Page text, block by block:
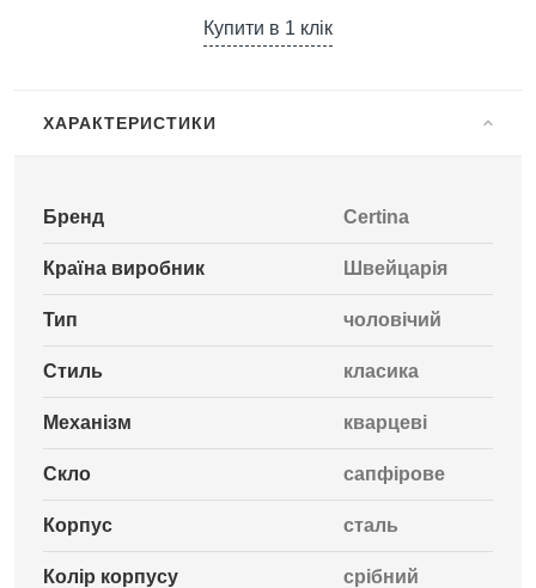
Купити в 1 клік
ХАРАКТЕРИСТИКИ
Бренд Certina
Країна виробник Швейцарія
Тип чоловічий
Стиль класика
Механізм кварцеві
Скло сапфірове
Корпус сталь
Колір корпусу срібний